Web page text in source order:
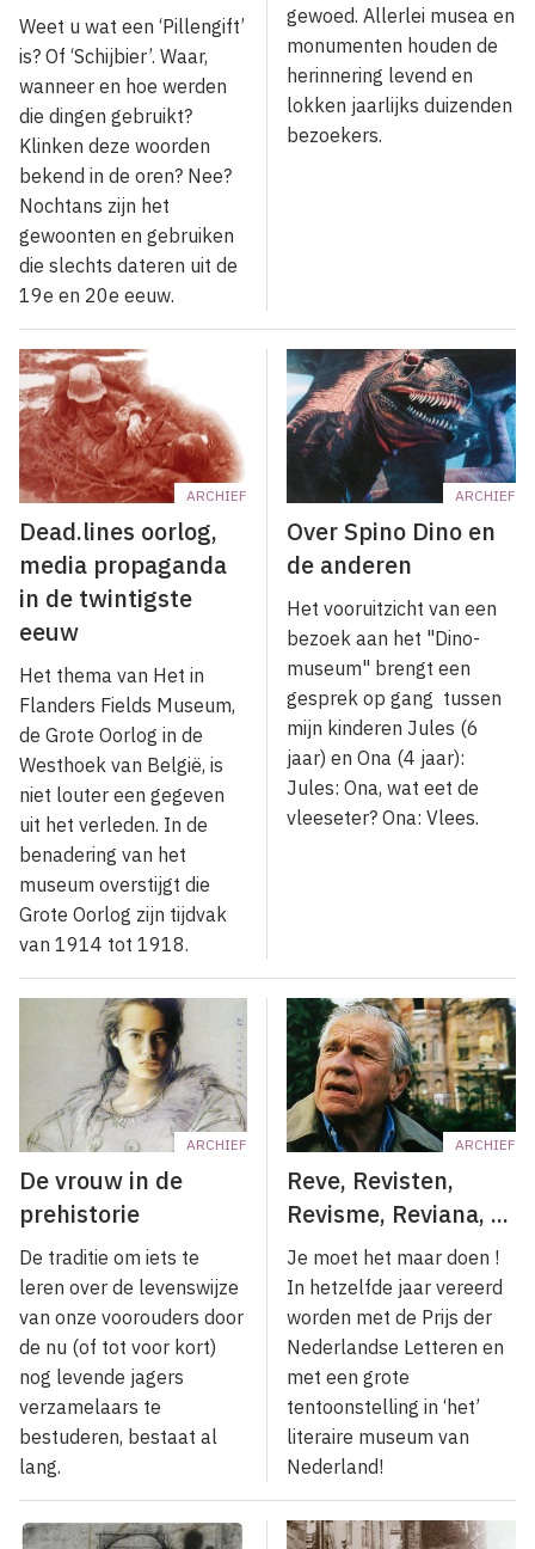
Weet u wat een ‘Pillengift’
is? Of ‘Schijbier’. Waar,
wanneer en hoe werden
die dingen gebruikt?
Klinken deze woorden
bekend in de oren? Nee?
Nochtans zijn het
gewoonten en gebruiken
die slechts dateren uit de
19e en 20e eeuw.
gewoed. Allerlei musea en
monumenten houden de
herinnering levend en
lokken jaarlijks duizenden
bezoekers.
ARCHIEF
Dead.lines oorlog,
media propaganda
in de twintigste
eeuw
Het thema van Het in
Flanders Fields Museum,
de Grote Oorlog in de
Westhoek van België, is
niet louter een gegeven
uit het verleden. In de
benadering van het
museum overstijgt die
Grote Oorlog zijn tijdvak
van 1914 tot 1918.
ARCHIEF
Over Spino Dino en
de anderen
Het vooruitzicht van een
bezoek aan het "Dino-
museum" brengt een
gesprek op gang tussen
mijn kinderen Jules (6
jaar) en Ona (4 jaar):
Jules: Ona, wat eet de
vleeseter? Ona: Vlees.
ARCHIEF
De vrouw in de
prehistorie
De traditie om iets te
leren over de levenswijze
van onze voorouders door
de nu (of tot voor kort)
nog levende jagers
verzamelaars te
bestuderen, bestaat al
lang.
ARCHIEF
Reve, Revisten,
Revisme, Reviana, ...
Je moet het maar doen !
In hetzelfde jaar vereerd
worden met de Prijs der
Nederlandse Letteren en
met een grote
tentoonstelling in ‘het’
literaire museum van
Nederland!